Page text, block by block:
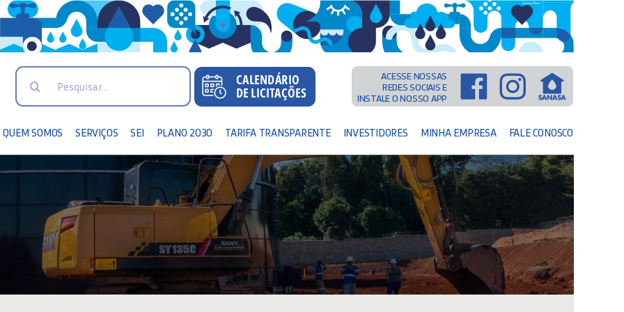
Search
ACESSE NOSSAS
REDES SOCIAIS E
INSTALE O NOSSO APP
QUEM SOMOS SERVIÇOS SEI PLANO 2030 TARIFA TRANSPARENTE INVESTIDORES MINHA EMPRESA FALE CONOSCO